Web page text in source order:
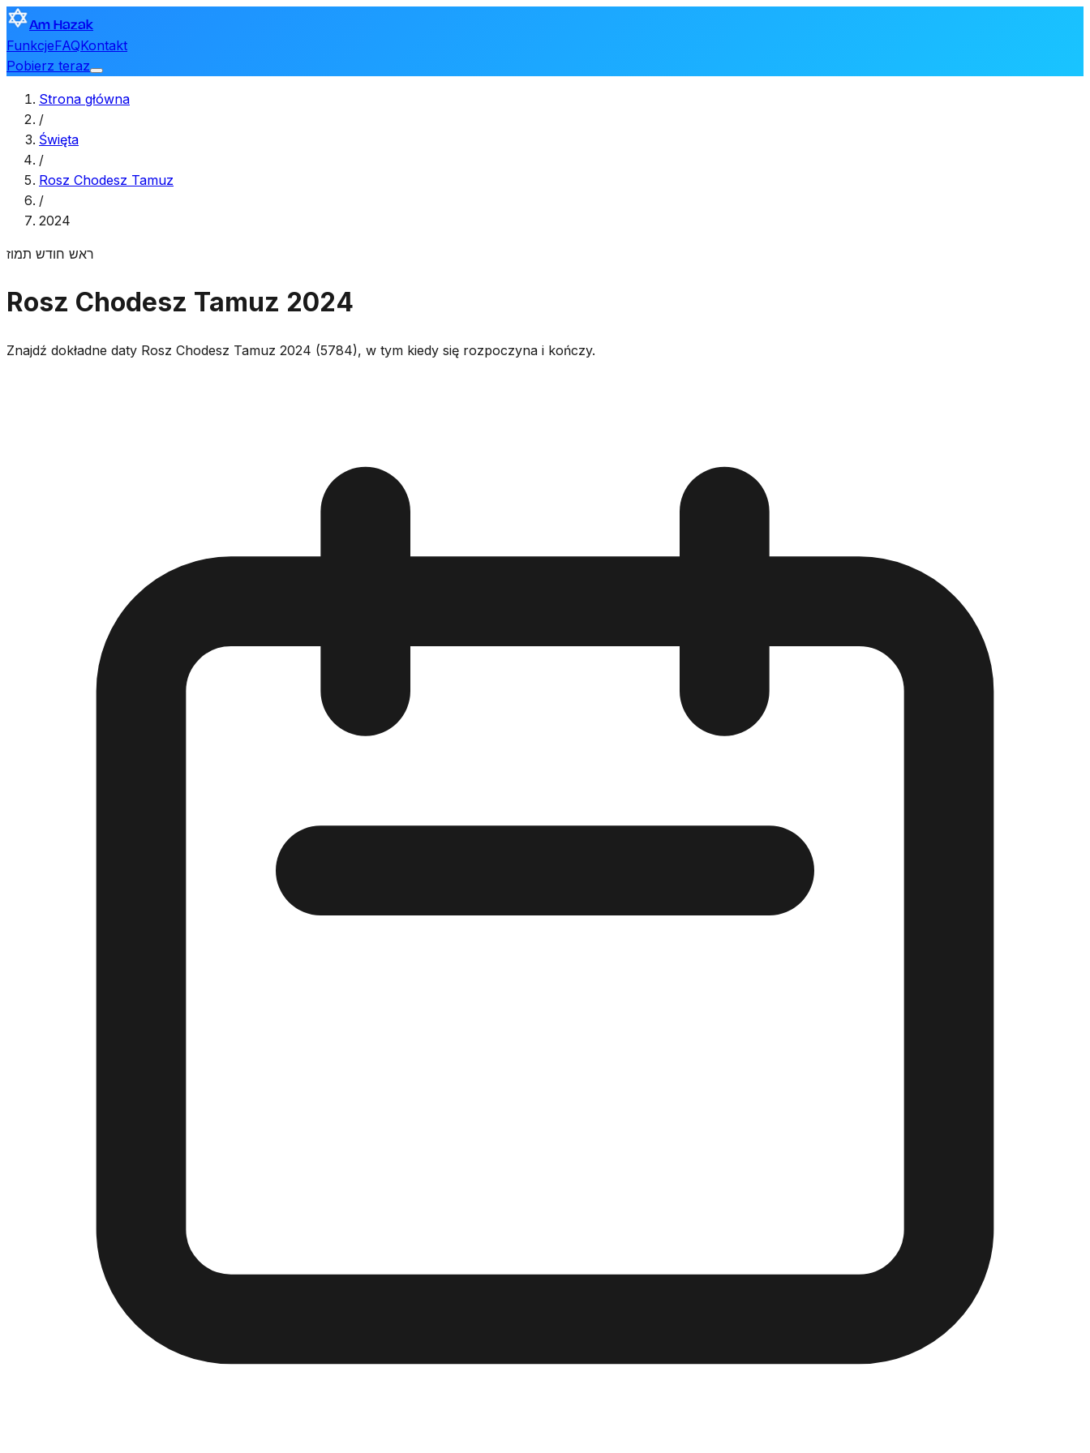
Am Hazak
FunkcjeFAQKontakt
Pobierz teraz
Strona główna
/
Święta
/
Rosz Chodesz Tamuz
/
2024
ראש חודש תמוז
Rosz Chodesz Tamuz 2024
Znajdź dokładne daty Rosz Chodesz Tamuz 2024 (5784), w tym kiedy się rozpoczyna i kończy.